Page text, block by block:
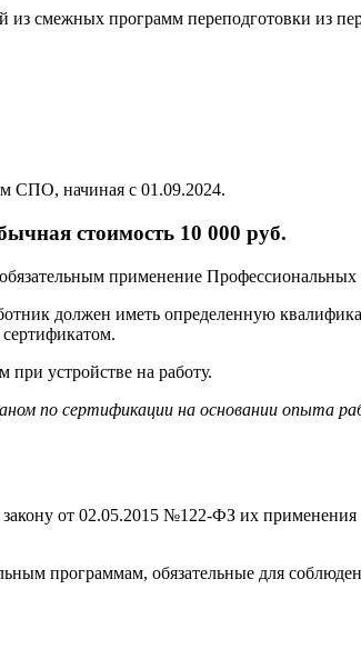
смежных программ переподготовки из
СПО, начиная с 01.09.2024.
стоимость 10 000 руб.
применение Профессиональных
должен иметь определенную
устройстве на работу.
по сертификации на основании опыта
от 02.05.2015 №122-ФЗ их применения
программам, обязательные для